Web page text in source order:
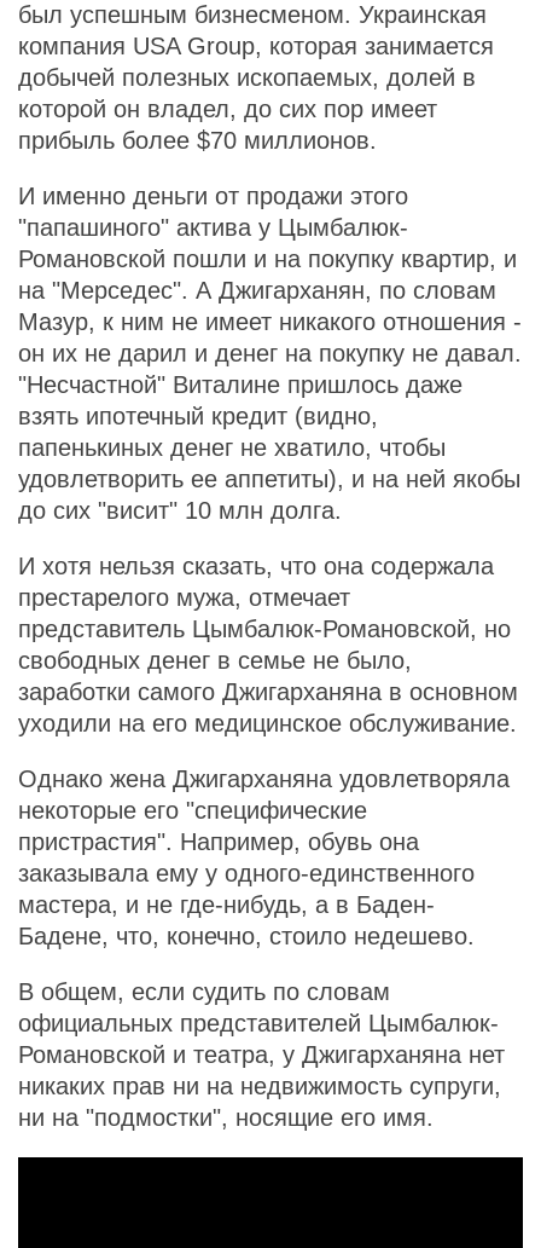
был успешным бизнесменом. Украинская
компания USA Group, которая занимается
добычей полезных ископаемых, долей в
которой он владел, до сих пор имеет
прибыль более $70 миллионов.
И именно деньги от продажи этого
"папашиного" актива у Цымбалюк-
Романовской пошли и на покупку квартир, и
на "Мерседес". А Джигарханян, по словам
Мазур, к ним не имеет никакого отношения -
он их не дарил и денег на покупку не давал.
"Несчастной" Виталине пришлось даже
взять ипотечный кредит (видно,
папенькиных денег не хватило, чтобы
удовлетворить ее аппетиты), и на ней якобы
до сих "висит" 10 млн долга.
И хотя нельзя сказать, что она содержала
престарелого мужа, отмечает
представитель Цымбалюк-Романовской, но
свободных денег в семье не было,
заработки самого Джигарханяна в основном
уходили на его медицинское обслуживание.
Однако жена Джигарханяна удовлетворяла
некоторые его "специфические
пристрастия". Например, обувь она
заказывала ему у одного-единственного
мастера, и не где-нибудь, а в Баден-
Бадене, что, конечно, стоило недешево.
В общем, если судить по словам
официальных представителей Цымбалюк-
Романовской и театра, у Джигарханяна нет
никаких прав ни на недвижимость супруги,
ни на "подмостки", носящие его имя.